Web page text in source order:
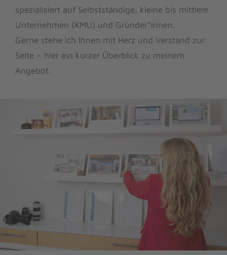
spezialisiert auf Selbstständige, kleine bis mittlere
Unternehmen (KMU) und Gründer*innen.
Gerne stehe ich Ihnen mit Herz und Verstand zur
Seite – hier ein kurzer Überblick zu meinem
Angebot.